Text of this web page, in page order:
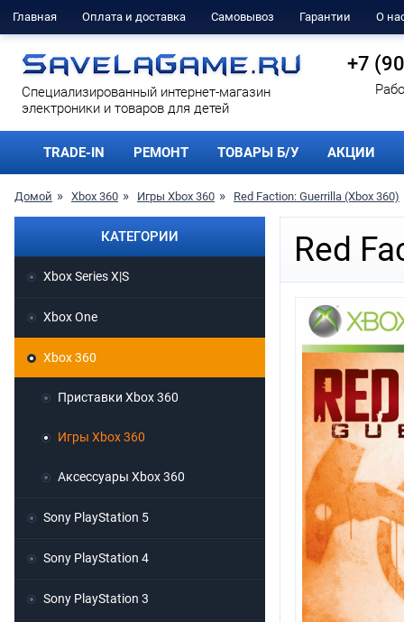
Главная Оплата и доставка Самовывоз Гарантии О
Cпециализированный интернет-магазин
электроники и товаров для детей
+7
TRADE-IN РЕМОНТ ТОВАРЫ Б/У АКЦИИ
Домой Xbox 360 Игры Xbox 360 Red Faction: Guerrilla (Xbox 360)
Red
КАТЕГОРИИ
Xbox Series X|S
Xbox One
Xbox 360
Приставки Xbox 360
Игры Xbox 360
Аксессуары Xbox 360
Sony PlayStation 5
Sony PlayStation 4
Sony PlayStation 3